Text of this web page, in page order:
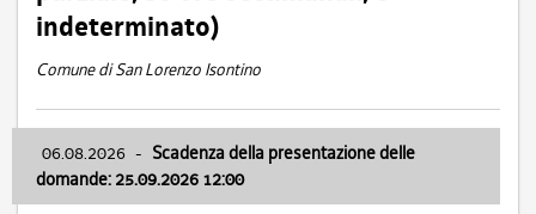
indeterminato)
Comune di San Lorenzo Isontino
06.08.2026 - Scadenza della presentazione delle
domande: 25.09.2026 12:00